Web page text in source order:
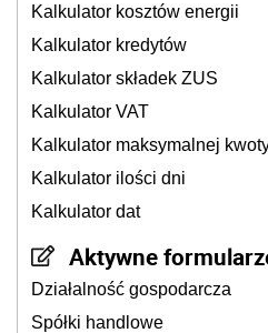
Kalkulator kosztów energii
Kalkulator kredytów
Kalkulator składek ZUS
Kalkulator VAT
Kalkulator maksymalnej
Kalkulator ilości dni
Kalkulator dat
Aktywne
Działalność gospodarcza
Spółki handlowe